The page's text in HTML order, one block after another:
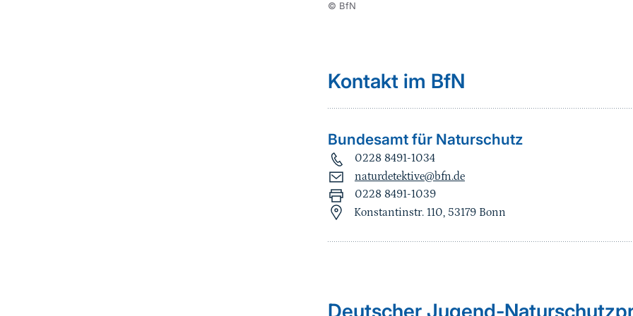
© BfN
Kontakt im BfN
Bundesamt für Naturschutz
0228 8491-1034
naturdetektive@bfn.de
0228 8491-1039
Konstantinstr. 110, 53179 Bonn
Deutscher Jugend-